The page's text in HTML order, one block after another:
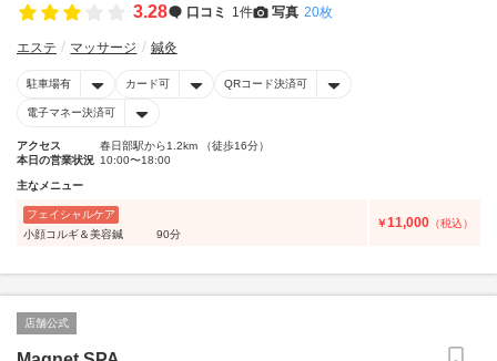
3.28 口コミ 1件 写真 20枚
エステ マッサージ 鍼灸
駐車場有 カード可 QRコード決済可
電子マネー決済可
アクセス
春日部駅から1.2km （徒歩16分）
本日の営業状況 10:00〜18:00
主なメニュー
フェイシャルケア
小顔コルギ＆美容鍼 90分
￥11,000 （税込）
店舗公式